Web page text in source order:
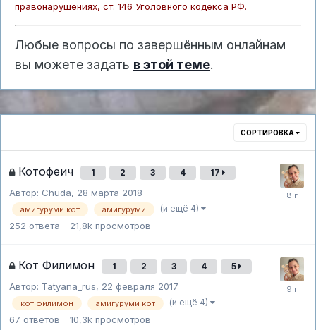
правонарушениях, ст. 146 Уголовного кодекса РФ.
Любые вопросы по завершённым онлайнам
вы можете задать в этой теме.
СОРТИРОВКА
Котофеич 1 2 3 4 17
Автор: Chuda, 28 марта 2018
амигуруми кот амигуруми (и ещё 4)
252 ответа 21,8k просмотров
Кот Филимон 1 2 3 4 5
Автор: Tatyana_rus, 22 февраля 2017
кот филимон амигуруми кот (и ещё 4)
67 ответов 10,3k просмотров